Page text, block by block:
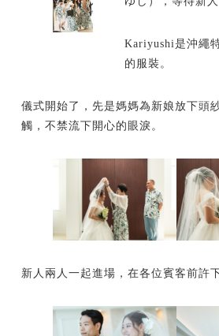
Kariyushi是沖繩
的服裝。
儀式開始了，先是媽媽為新娘放下頭
觸，不禁流下開心的眼淚。
新人兩人一起進場，在各位賓客前許